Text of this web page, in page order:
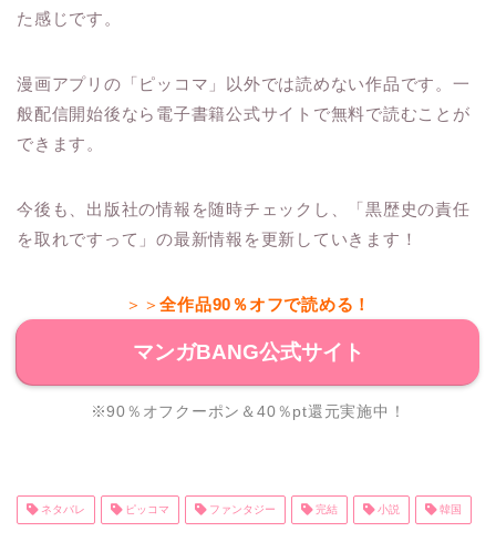
た感じです。
漫画アプリの「ピッコマ」以外では読めない作品です。一
般配信開始後なら電子書籍公式サイトで無料で読むことが
できます。
今後も、出版社の情報を随時チェックし、「黒歴史の責任
を取れですって」の最新情報を更新していきます！
＞＞全作品90％オフで読める！
マンガBANG公式サイト
※90％オフクーポン＆40％pt還元実施中！
ネタバレ ピッコマ ファンタジー 完結 小説 韓国